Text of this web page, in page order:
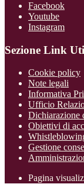
Facebook
Youtube
Instagram
Sezione Link
Cookie policy
Note legali
Informativa
Ufficio
Dichiarazione
Obiettivi di
Gestione
Pagina